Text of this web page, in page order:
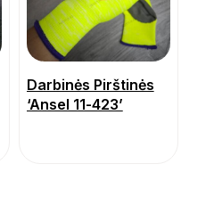
Darbinės Pirštinės
‘Ansel 11-423’